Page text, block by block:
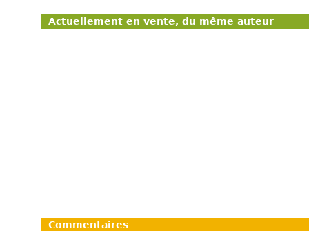
Actuellement en vente, du même auteur
Commentaires